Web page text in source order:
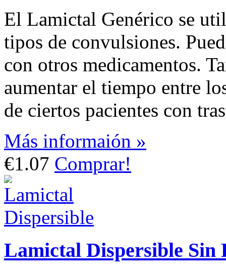
El Lamictal Genérico se
tipos de convulsiones.
con otros medicamentos.
aumentar el tiempo entre
de ciertos pacientes con
Más informaión »
€1.07 Comprar!
Lamictal Dispersible Sin